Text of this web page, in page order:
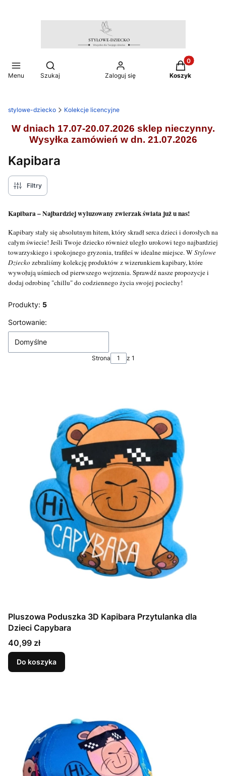
Menu
Otwórz wyszukiwarkę
Szukaj Zaloguj się
Produkty w
Koszyk
stylowe-dziecko Kolekcje licencyjne
W dniach 17.07-20.07.2026 sklep nieczynny.
Wysyłka zamówień w dn. 21.07.2026
Kapibara
Filtry
Kapibara – Najbardziej wyluzowany zwierzak świata już u nas!
Kapibary stały się absolutnym hitem, który skradł serca dzieci i dorosłych na
całym świecie! Jeśli Twoje dziecko również uległo urokowi tego najbardziej
towarzyskiego i spokojnego gryzonia, trafiłeś w idealne miejsce. WStylowe
Dzieckozebraliśmy kolekcję produktów z wizerunkiem kapibary, które
wywołują uśmiech od pierwszego wejrzenia. Sprawdź nasze propozycje i
dodaj odrobinę "chillu" do codziennego życia swojej pociechy!
Produkty: 5
Lista produktów
Sortowanie:
Domyślne
Strona z 1
Pluszowa Poduszka 3D Kapibara Przytulanka dla
Dzieci Capybara
Cena
40,99 zł
Do koszyka